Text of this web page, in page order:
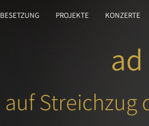
BESETZUNG PROJEKTE KONZERTE
auf Streichzug